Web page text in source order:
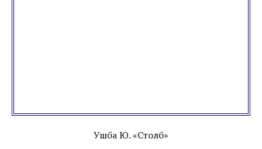
Ушба Ю. «Столб»